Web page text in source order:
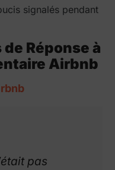
signalés pendant
Réponse à
Airbnb
pas